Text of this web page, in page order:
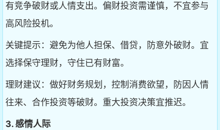
有竞争破财或人情支出。偏财投资需谨慎，不宜参与
高风险投机。
关键提示：避免为他人担保、借贷，防意外破财。宜
选择保守理财，守住已有财富。
理财建议：做好财务规划，控制消费欲望，防因人情
往来、合作投资等破财。重大投资决策宜推迟。
3. 感情人际